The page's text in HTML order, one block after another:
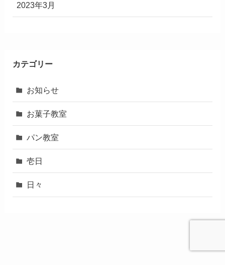
2023年3月
カテゴリー
お知らせ
お菓子教室
パン教室
壱日
日々